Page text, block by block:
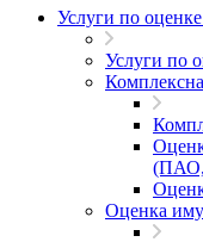
Услуги по оценке
Услуги по
Оценка